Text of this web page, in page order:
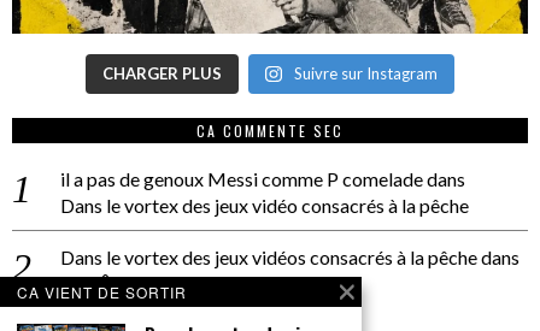
CHARGER PLUS Suivre sur Instagram
CA COMMENTE SEC
il a pas de genoux Messi comme P comeladedans
Dans le vortex des jeux vidéo consacrés à la pêche
Dans le vortex des jeux vidéos consacrés à la pêchedans
PACÔME THIELLEMENT
La séance d’Hip Gnose
CA VIENT DE SORTIR